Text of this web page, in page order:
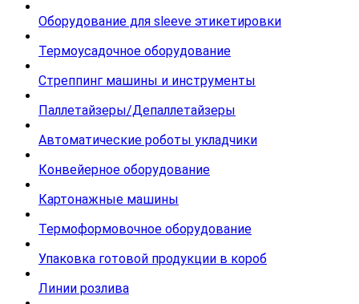
Оборудование для sleeve этикетировки
Термоусадочное оборудование
Стреппинг машины и инструменты
Паллетайзеры/Депаллетайзеры
Автоматические роботы укладчики
Конвейерное оборудование
Картонажные машины
Термоформовочное оборудование
Упаковка готовой продукции в короб
Линии розлива